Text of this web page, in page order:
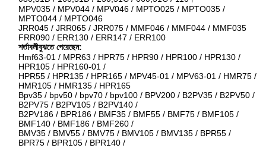
MPV035 / MPV044 / MPV046 / MPTO025 / MPTO035 /
MPTO044 / MPTO046
JRR045 / JRR065 / JRR075 / MMF046 / MMF044 / MMF035
FRR090 / ERR130 / ERR147 / ERR100
শর্তাবলীবুঝতে পেরেছেন:
Hmf63-01 / MPR63 / HPR75 / HPR90 / HPR100 / HPR130 /
HPR105 / HPR160-01 /
HPR55 / HPR135 / HPR165 / MPV45-01 / MPV63-01 / HMR75 /
HMR105 / HMR135 / HPR165
Bpv35 / bpv50 / bpv70 / bpv100 / BPV200 / B2PV35 / B2PV50 /
B2PV75 / B2PV105 / B2PV140 /
B2PV186 / BPR186 / BMF35 / BMF55 / BMF75 / BMF105 /
BMF140 / BMF186 / BMF260 /
BMV35 / BMV55 / BMV75 / BMV105 / BMV135 / BPR55 /
BPR75 / BPR105 / BPR140 /